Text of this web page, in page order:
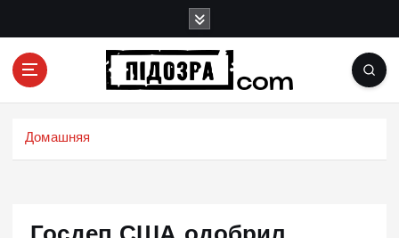
Подозрения и факты преступных действий в
Домашняя